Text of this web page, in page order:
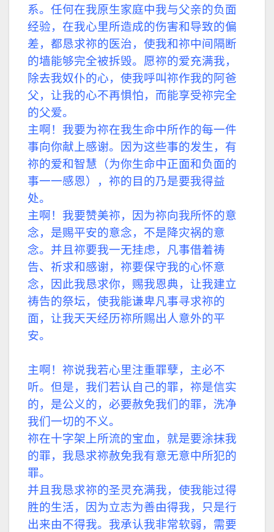
系。任何在我原生家庭中我与父亲的负面
经验，在我心里所造成的伤害和导致的偏
差，都恳求祢的医治，使我和祢中间隔断
的墙能够完全被拆毁。愿祢的爱充满我，
除去我奴仆的心，使我呼叫祢作我的阿爸
父，让我的心不再惧怕，而能享受祢完全
的父爱。
主啊！我要为祢在我生命中所作的每一件
事向你献上感谢。因为这些事的发生，有
祢的爱和智慧（为你生命中正面和负面的
事一一感恩），祢的目的乃是要我得益
处。
主啊！我要赞美祢，因为祢向我所怀的意
念，是赐平安的意念，不是降灾祸的意
念。并且祢要我一无挂虑，凡事借着祷
告、祈求和感谢，祢要保守我的心怀意
念，因此我恳求你，赐我恩典，让我建立
祷告的祭坛，使我能谦卑凡事寻求祢的
面，让我天天经历祢所赐出人意外的平
安。
主啊！祢说我若心里注重罪孽，主必不
听。但是，我们若认自己的罪，祢是信实
的，是公义的，必要赦免我们的罪，洗净
我们一切的不义。
祢在十字架上所流的宝血，就是要涂抹我
的罪，我恳求祢赦免我有意无意中所犯的
罪。
并且我恳求祢的圣灵充满我，使我能过得
胜的生活，因为立志为善由得我，只是行
出来由不得我。我承认我非常软弱，需要